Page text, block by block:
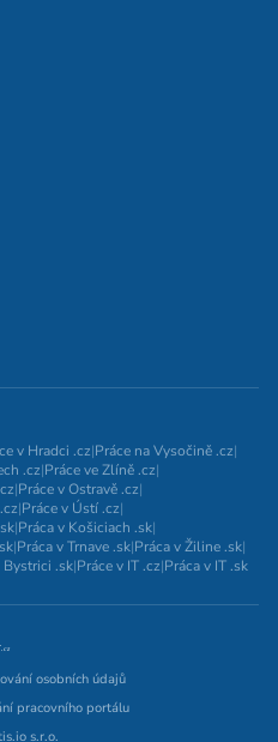
v Hradci .cz|Práce na Vysočině .cz|
.cz|Práce ve Zlíně .cz|
|Práce v Ostravě .cz|
|Práce v Ústí .cz|
|Práca v Košiciach .sk|
|Práca v Trnave .sk|Práca v Žiline .sk|
Bystrici .sk|Práce v IT .cz|Práca v IT .sk
osobních údajů
pracovního portálu
s.r.o.